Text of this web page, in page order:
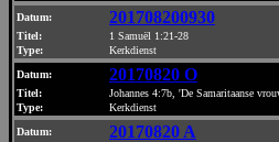
Datum: 201708200930
Titel:
1 Samuël 1:21-28
Type:
Kerkdienst
Datum: 20170820 O
Titel:
Johannes 4:7b, 'De Samaritaanse
Type:
Kerkdienst
Datum: 20170820 A